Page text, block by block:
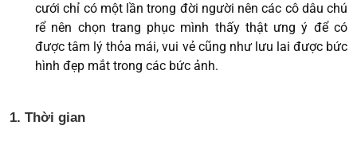
cưới chỉ có một lần trong đời người nên các cô dâu chú
rể nên chọn trang phục mình thấy thật ưng ý để có
được tâm lý thỏa mái, vui vẻ cũng như lưu lai được bức
hình đẹp mắt trong các bức ảnh.
1. Thời gian